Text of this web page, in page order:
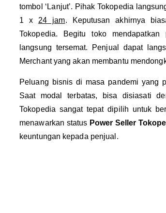
tombol ‘Lanjut’. Pihak Tokopedia
1 x 24 jam. Keputusan akhirnya
Tokopedia. Begitu toko
langsung tersemat. Penjual dapat
Merchant yang akan membantu
Peluang bisnis di masa pandemi yang
Saat modal terbatas, bisa disiasati
Tokopedia sangat tepat dipilih untuk
menawarkan status Power Seller
keuntungan kepada penjual.